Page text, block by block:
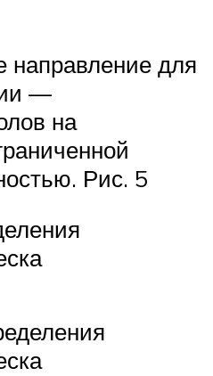
для
—
на
Рис. 5